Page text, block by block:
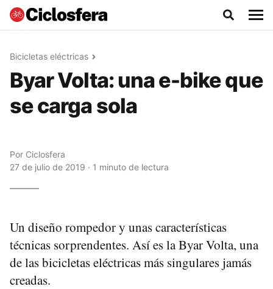
Bicicletas eléctricas
Byar Volta: una e-bike que
se carga sola
Por Ciclosfera
27 de julio de 2019 · 1 minuto de lectura
Un diseño rompedor y unas características
técnicas sorprendentes. Así es la Byar Volta, una
de las bicicletas eléctricas más singulares jamás
creadas.